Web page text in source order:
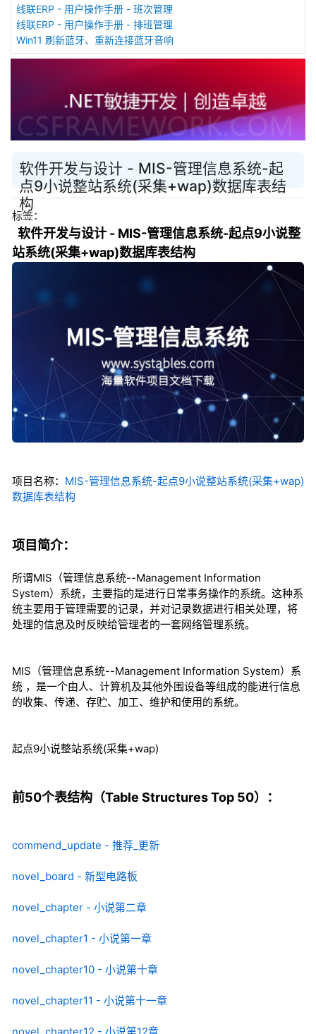
线联ERP - 用户操作手册 - 班次管理
线联ERP - 用户操作手册 - 排班管理
Win11 刷新蓝牙、重新连接蓝牙音响
软件开发与设计 - MIS-管理信息系统-起
点9小说整站系统(采集+wap)数据库表结
构
标签：
软件开发与设计 - MIS-管理信息系统-起点9小说整
站系统(采集+wap)数据库表结构
项目名称： MIS-管理信息系统-起点9小说整站系统(采集+wap)
数据库表结构
项目简介：
所谓MIS（管理信息系统--Management Information
System）系统，主要指的是进行日常事务操作的系统。这种系
统主要用于管理需要的记录，并对记录数据进行相关处理，将
处理的信息及时反映给管理者的一套网络管理系统。
MIS（管理信息系统--Management Information System）系
统 ，是一个由人、计算机及其他外围设备等组成的能进行信息
的收集、传递、存贮、加工、维护和使用的系统。
起点9小说整站系统(采集+wap)
前50个表结构（Table Structures Top 50）：
commend_update - 推荐_更新
novel_board - 新型电路板
novel_chapter - 小说第二章
novel_chapter1 - 小说第一章
novel_chapter10 - 小说第十章
novel_chapter11 - 小说第十一章